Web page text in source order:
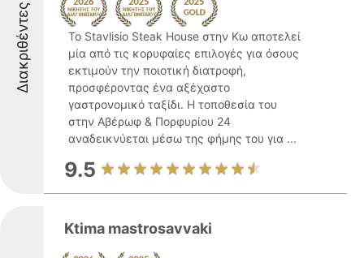
Διακριθέντες
Το Stavlisio Steak House στην Κω αποτελεί
μία από τις κορυφαίες επιλογές για όσους
εκτιμούν την ποιοτική διατροφή,
προσφέροντας ένα αξέχαστο
γαστρονομικό ταξίδι. Η τοποθεσία του
στην Αβέρωφ & Πορφυρίου 24
αναδεικνύεται μέσω της φήμης του για ...
9.5
Ktima mastrosavvaki